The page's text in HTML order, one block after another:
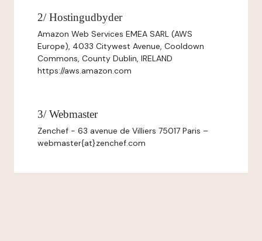
2/ Hostingudbyder
Amazon Web Services EMEA SARL (AWS
Europe), 4033 Citywest Avenue, Cooldown
Commons, County Dublin, IRELAND
https://aws.amazon.com
3/ Webmaster
Zenchef - 63 avenue de Villiers 75017 Paris –
webmaster{at}zenchef.com